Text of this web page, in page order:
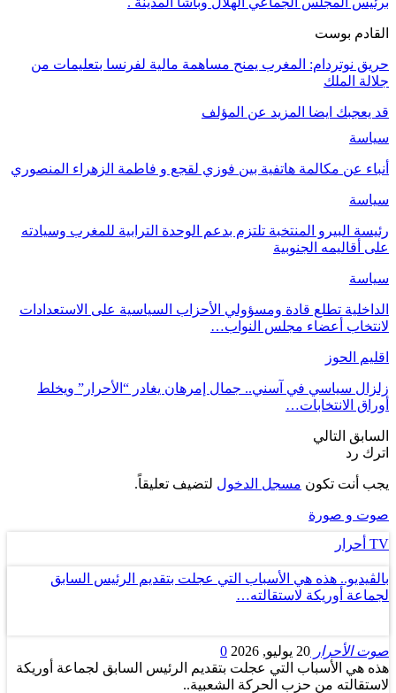
القادم بوست
حريق نوتردام: المغرب يمنح مساهمة مالية لفرنسا بتعليمات من
جلالة الملك
قد يعجبك ايضا المزيد عن المؤلف
سياسة
أنباء عن مكالمة هاتفية بين فوزي لقجع و فاطمة الزهراء المنصوري
سياسة
رئيسة البيرو المنتخبة تلتزم بدعم الوحدة الترابية للمغرب وسيادته
على أقاليمه الجنوبية
سياسة
الداخلية تطلع قادة ومسؤولي الأحزاب السياسية على الاستعدادات
لانتخاب أعضاء مجلس النواب…
اقليم الحوز
زلزال سياسي في آسني.. جمال إمرهان يغادر “الأحرار” ويخلط
أوراق الانتخابات…
السابق التالي
اترك رد
يجب أنت تكون مسجل الدخول لتضيف تعليقاً.
صوت و صورة
TV أحرار
بالڤيديو.. هذه هي الأسباب التي عجلت بتقديم الرئيس السابق
لجماعة أوريكة لاستقالته…
صوت الأحرار 20 يوليو, 2026
0
هذه هي الأسباب التي عجلت بتقديم الرئيس السابق لجماعة أوريكة
لاستقالته من حزب الحركة الشعبية..